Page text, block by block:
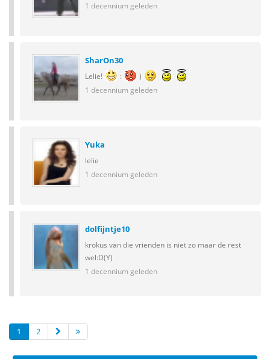
1 decennium geleden
SharOn30
Lelie! :
)
1 decennium geleden
Yuka
lelie
1 decennium geleden
dolfijntje10
krokus van die vrienden is niet zo maar de rest
wel:D(Y)
1 decennium geleden
1 2